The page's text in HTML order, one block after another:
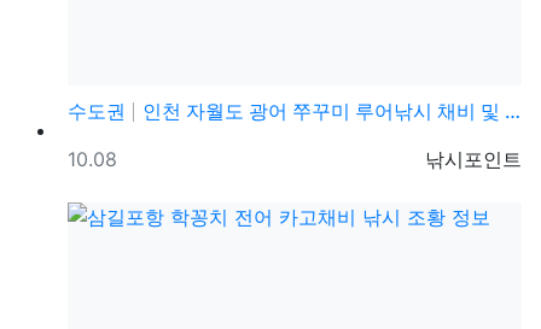
수도권
인천 자월도 광어 쭈꾸미 루어낚시 채비 및 조황정보
등록자
낚시포인트
등록일
10.08